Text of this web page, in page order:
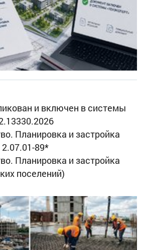
и включен в системы
Планировка и застройка
89*
Планировка и застройка
поселений)